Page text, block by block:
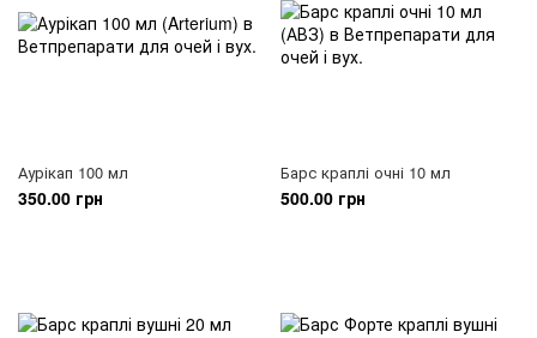
Аурікап 100 мл
350.00 грн
Барс краплі очні 10 мл
500.00 грн